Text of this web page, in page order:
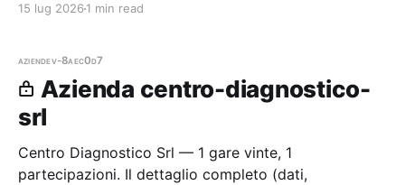
15 lug 2026 1 min read
aziendev-8aec0d7
Azienda centro-diagnostico-
srl
Centro Diagnostico Srl — 1 gare vinte, 1
partecipazioni. Il dettaglio completo (dati,